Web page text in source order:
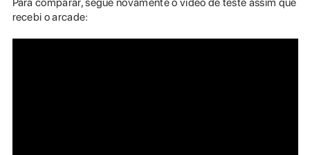
recebi o arcade: